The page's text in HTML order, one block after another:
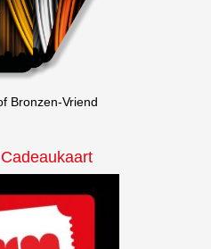
Bronzen-Vriend